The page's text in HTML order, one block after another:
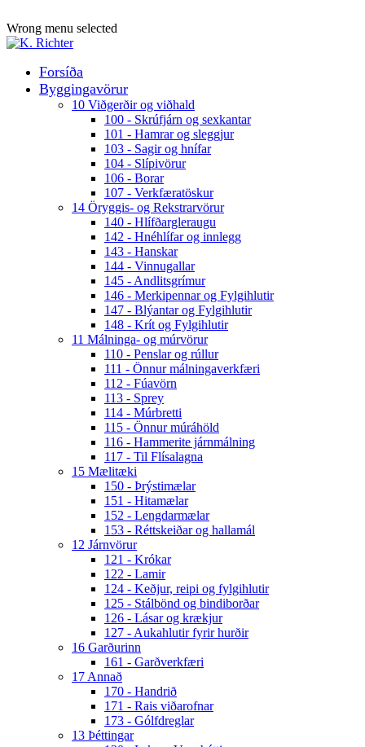
Wrong menu selected
Forsíða
Byggingavörur
10 Viðgerðir og viðhald
100 - Skrúfjárn og sexkantar
101 - Hamrar og sleggjur
103 - Sagir og hnífar
104 - Slípivörur
106 - Borar
107 - Verkfæratöskur
14 Öryggis- og Rekstrarvörur
140 - Hlífðargleraugu
142 - Hnéhlífar og innlegg
143 - Hanskar
144 - Vinnugallar
145 - Andlitsgrímur
146 - Merkipennar og Fylgihlutir
147 - Blýantar og Fylgihlutir
148 - Krít og Fylgihlutir
11 Málninga- og múrvörur
110 - Penslar og rúllur
111 - Önnur málningaverkfæri
112 - Fúavörn
113 - Sprey
114 - Múrbretti
115 - Önnur múráhöld
116 - Hammerite járnmálning
117 - Til Flísalagna
15 Mælitæki
150 - Þrýstimælar
151 - Hitamælar
152 - Lengdarmælar
153 - Réttskeiðar og hallamál
12 Járnvörur
121 - Krókar
122 - Lamir
124 - Keðjur, reipi og fylgihlutir
125 - Stálbönd og bindiborðar
126 - Lásar og krækjur
127 - Aukahlutir fyrir hurðir
16 Garðurinn
161 - Garðverkfæri
17 Annað
170 - Handrið
171 - Rais viðarofnar
173 - Gólfdreglar
13 Þéttingar